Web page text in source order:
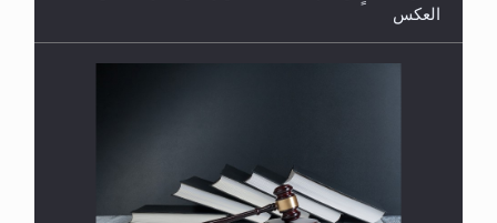
العكس
جدول برامج MTA3